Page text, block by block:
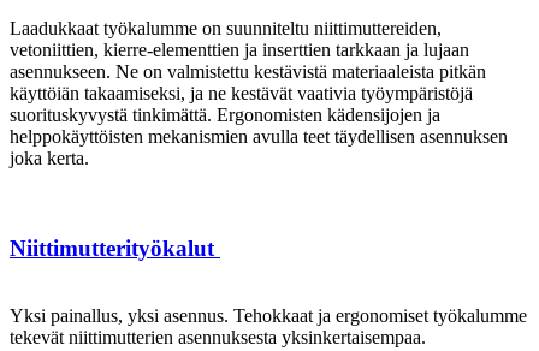
Laadukkaat työkalumme on suunniteltu niittimuttereiden,
vetoniittien, kierre-elementtien ja inserttien tarkkaan ja lujaan
asennukseen. Ne on valmistettu kestävistä materiaaleista pitkän
käyttöiän takaamiseksi, ja ne kestävät vaativia työympäristöjä
suorituskyvystä tinkimättä. Ergonomisten kädensijojen ja
helppokäyttöisten mekanismien avulla teet täydellisen asennuksen
joka kerta.
Niittimutterityökalut
Yksi painallus, yksi asennus. Tehokkaat ja ergonomiset työkalumme
tekevät niittimutterien asennuksesta yksinkertaisempaa.